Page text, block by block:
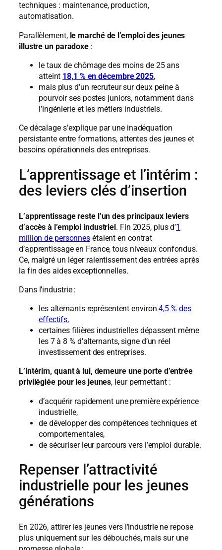
techniques : maintenance, production,
automatisation.
Parallèlement,le marché de l’emploi des jeunes
illustre un paradoxe :
le taux de chômage des moins de 25 ans
atteint 18,1 % en décembre 2025,
mais plus d’un recruteur sur deux peine à
pourvoir ses postes juniors, notamment dans
l’ingénierie et les métiers industriels.
Ce décalage s’explique par une inadéquation
persistante entre formations, attentes des jeunes et
besoins opérationnels des entreprises.
L’apprentissage et l’intérim :
des leviers clés d’insertion
L’apprentissage reste l’un des principaux leviers
d’accès à l’emploi industriel. Fin 2025, plus d’1
million de personnes étaient en contrat
d’apprentissage en France, tous niveaux confondus.
Ce, malgré un léger ralentissement des entrées après
la fin des aides exceptionnelles.
Dans l’industrie :
les alternants représentent environ4,5 % des
effectifs,
certaines filières industrielles dépassent même
les 7 à 8 % d’alternants, signe d’un réel
investissement des entreprises.
L’intérim, quant à lui, demeure une porte d’entrée
privilégiée pour les jeunes, leur permettant :
d’acquérir rapidement une première expérience
industrielle,
de développer des compétences techniques et
comportementales,
de sécuriser leur parcours vers l’emploi durable.
Repenser l’attractivité
industrielle pour les jeunes
générations
En 2026, attirer les jeunes vers l’industrie ne repose
plus uniquement sur les débouchés, mais sur une